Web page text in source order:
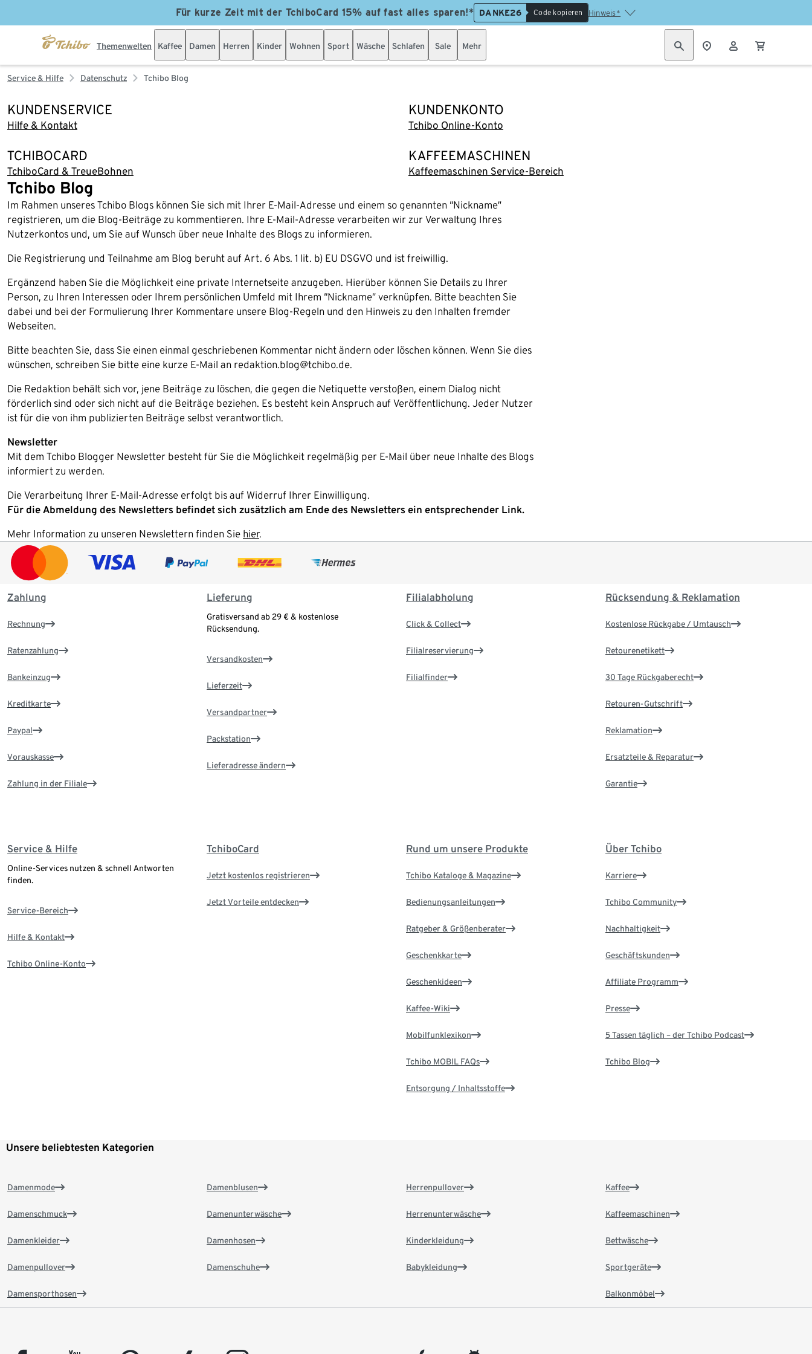
Für kurze Zeit mit der TchiboCard 15% auf fast alles sparen!* DANKE26 Code kopieren Hinweis*
Themenwelten Kaffee Damen Herren Kinder Wohnen Sport Wäsche Schlafen Sale Mehr
Service & Hilfe Datenschutz Tchibo Blog
KUNDENSERVICE
Hilfe & Kontakt
KUNDENKONTO
Tchibo Online-Konto
TCHIBOCARD
TchiboCard & TreueBohnen
KAFFEEMASCHINEN
Kaffeemaschinen Service-Bereich
Tchibo Blog
Im Rahmen unseres Tchibo Blogs können Sie sich mit Ihrer E-Mail-Adresse und einem so genannten “Nickname”
registrieren, um die Blog-Beiträge zu kommentieren. Ihre E-Mail-Adresse verarbeiten wir zur Verwaltung Ihres
Nutzerkontos und, um Sie auf Wunsch über neue Inhalte des Blogs zu informieren.
Die Registrierung und Teilnahme am Blog beruht auf Art. 6 Abs. 1 lit. b) EU DSGVO und ist freiwillig.
Ergänzend haben Sie die Möglichkeit eine private Internetseite anzugeben. Hierüber können Sie Details zu Ihrer
Person, zu Ihren Interessen oder Ihrem persönlichen Umfeld mit Ihrem “Nickname” verknüpfen. Bitte beachten Sie
dabei und bei der Formulierung Ihrer Kommentare unsere Blog-Regeln und den Hinweis zu den Inhalten fremder
Webseiten.
Bitte beachten Sie, dass Sie einen einmal geschriebenen Kommentar nicht ändern oder löschen können. Wenn Sie dies
wünschen, schreiben Sie bitte eine kurze E-Mail an redaktion.blog@tchibo.de.
Die Redaktion behält sich vor, jene Beiträge zu löschen, die gegen die Netiquette verstoßen, einem Dialog nicht
förderlich sind oder sich nicht auf die Beiträge beziehen. Es besteht kein Anspruch auf Veröffentlichung. Jeder Nutzer
ist für die von ihm publizierten Beiträge selbst verantwortlich.
Newsletter
Mit dem Tchibo Blogger Newsletter besteht für Sie die Möglichkeit regelmäßig per E-Mail über neue Inhalte des Blogs
informiert zu werden.
Die Verarbeitung Ihrer E-Mail-Adresse erfolgt bis auf Widerruf Ihrer Einwilligung.
Für die Abmeldung des Newsletters befindet sich zusätzlich am Ende des Newsletters ein entsprechender Link.
Mehr Information zu unseren Newslettern finden Sie hier.
Zahlung
Rechnung
Ratenzahlung
Bankeinzug
Kreditkarte
Paypal
Vorauskasse
Zahlung in der Filiale
Lieferung
Gratisversand ab 29 € & kostenlose
Rücksendung.
Versandkosten
Lieferzeit
Versandpartner
Packstation
Lieferadresse ändern
Filialabholung
Click & Collect
Filialreservierung
Filialfinder
Rücksendung & Reklamation
Kostenlose Rückgabe / Umtausch
Retourenetikett
30 Tage Rückgaberecht
Retouren-Gutschrift
Reklamation
Ersatzteile & Reparatur
Garantie
Service & Hilfe
Online-Services nutzen & schnell Antworten
finden.
Service-Bereich
Hilfe & Kontakt
Tchibo Online-Konto
TchiboCard
Jetzt kostenlos registrieren
Jetzt Vorteile entdecken
Rund um unsere Produkte
Tchibo Kataloge & Magazine
Bedienungsanleitungen
Ratgeber & Größenberater
Geschenkkarte
Geschenkideen
Kaffee-Wiki
Mobilfunklexikon
Tchibo MOBIL FAQs
Entsorgung / Inhaltsstoffe
Über Tchibo
Karriere
Tchibo Community
Nachhaltigkeit
Geschäftskunden
Affiliate Programm
Presse
5 Tassen täglich – der Tchibo Podcast
Tchibo Blog
Unsere beliebtesten Kategorien
Damenmode
Damenschmuck
Damenkleider
Damenpullover
Damensporthosen
Damenblusen
Damenunterwäsche
Damenhosen
Damenschuhe
Herrenpullover
Herrenunterwäsche
Kinderkleidung
Babykleidung
Kaffee
Kaffeemaschinen
Bettwäsche
Sportgeräte
Balkonmöbel